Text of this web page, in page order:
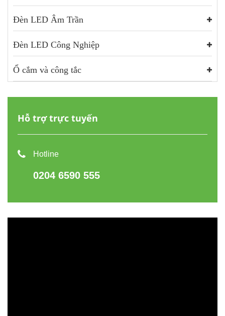
Đèn LED Âm Trần
Đèn LED Công Nghiệp
Ổ cắm và công tắc
Hỗ trợ trực tuyến
Hotline
0204 6590 555